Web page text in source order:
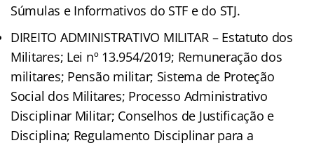
Súmulas e Informativos do STF e do STJ.
DIREITO ADMINISTRATIVO MILITAR – Estatuto dos
Militares; Lei nº 13.954/2019; Remuneração dos
militares; Pensão militar; Sistema de Proteção
Social dos Militares; Processo Administrativo
Disciplinar Militar; Conselhos de Justificação e
Disciplina; Regulamento Disciplinar para a